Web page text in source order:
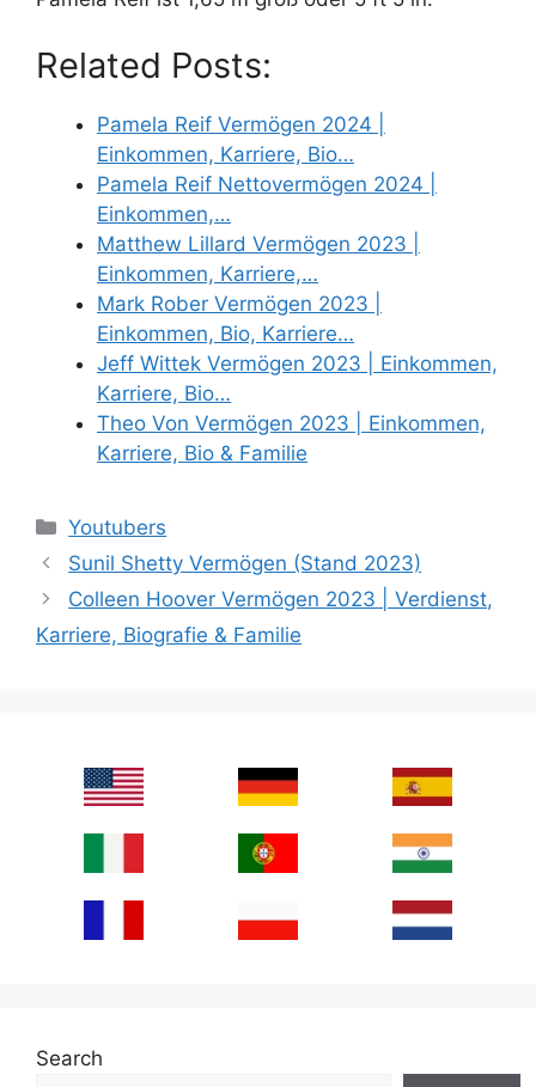
Related Posts:
Pamela Reif Vermögen 2024 |
Einkommen, Karriere, Bio…
Pamela Reif Nettovermögen 2024 |
Einkommen,…
Matthew Lillard Vermögen 2023 |
Einkommen, Karriere,…
Mark Rober Vermögen 2023 |
Einkommen, Bio, Karriere…
Jeff Wittek Vermögen 2023 | Einkommen,
Karriere, Bio…
Theo Von Vermögen 2023 | Einkommen,
Karriere, Bio & Familie
Categories
Youtubers
Sunil Shetty Vermögen (Stand 2023)
Colleen Hoover Vermögen 2023 | Verdienst,
Karriere, Biografie & Familie
Search